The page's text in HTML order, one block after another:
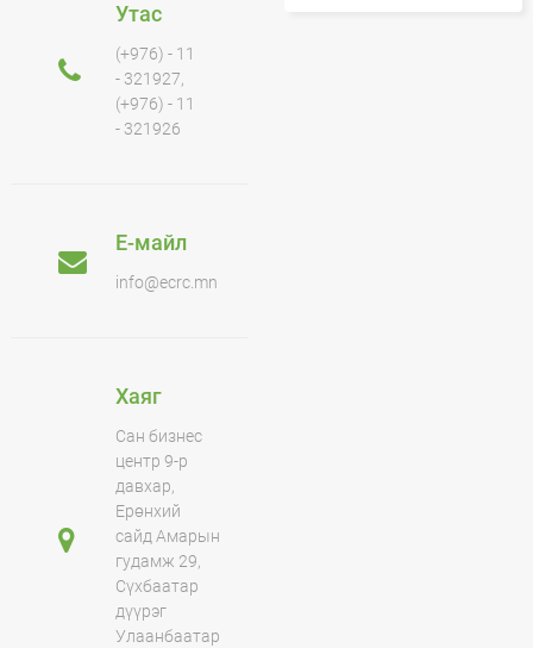
Утас
(+976) - 11
- 321927,
(+976) - 11
- 321926
Е-майл
info@ecrc.mn
Хаяг
Сан бизнес
центр 9-р
давхар,
Ерөнхий
сайд Амарын
гудамж 29,
Сүхбаатар
дүүрэг
Улаанбаатар